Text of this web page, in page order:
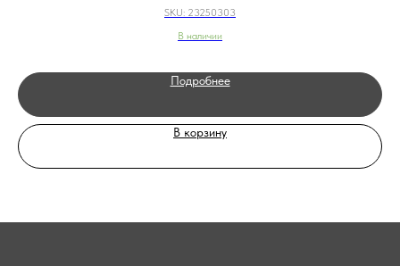
SKU: 23250303
В наличии
Подробнее
В корзину